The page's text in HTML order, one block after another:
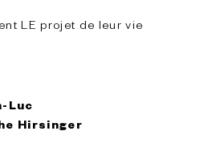
LE projet de leur vie
Luc
Hirsinger